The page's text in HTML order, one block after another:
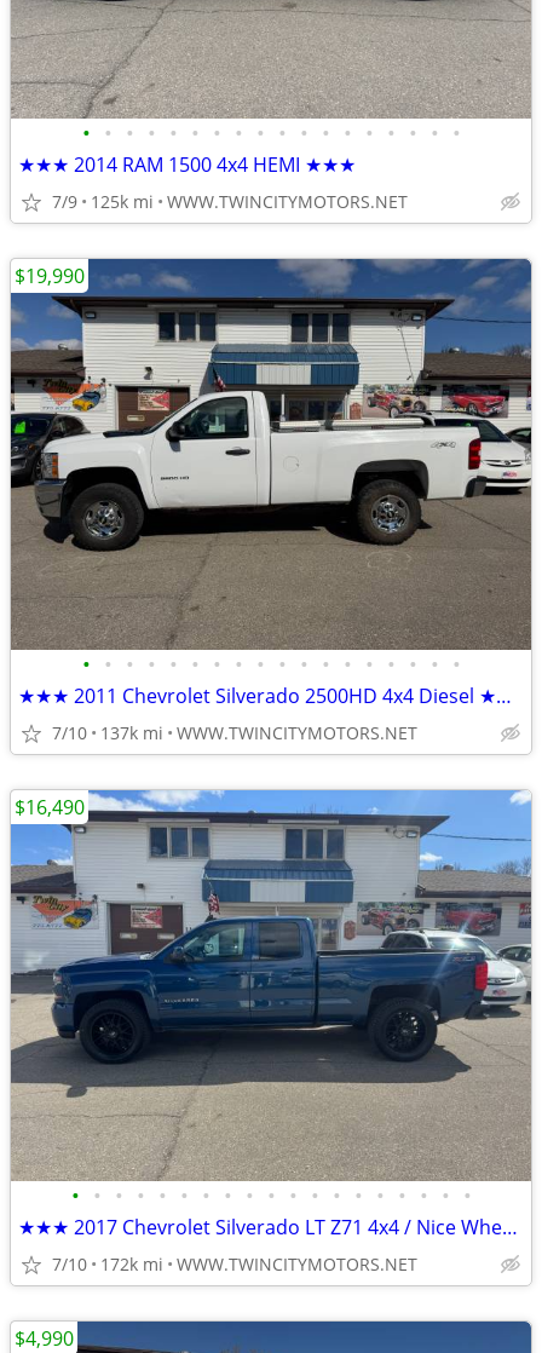
• • • • • • • • • • • • • • • • • •
★★★ 2014 RAM 1500 4x4 HEMI ★★★
7/9 125k mi WWW.TWINCITYMOTORS.NET
• • • • • • • • • • • • • • • • • •
★★★ 2011 Chevrolet Silverado 2500HD 4x4 Diesel ★★★
7/10 137k mi WWW.TWINCITYMOTORS.NET
$19,990
• • • • • • • • • • • • • • • • • • •
★★★ 2017 Chevrolet Silverado LT Z71 4x4 / Nice Wheels and Tires! ★★★
7/10 172k mi WWW.TWINCITYMOTORS.NET
$16,490
$4,990